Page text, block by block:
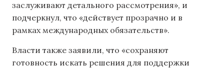
заслуживают детального рассмотрения», и
подчеркнул, что «действует прозрачно и в
рамках международных обязательств».
Власти также заявили, что «сохраняют
готовность искать решения для поддержки